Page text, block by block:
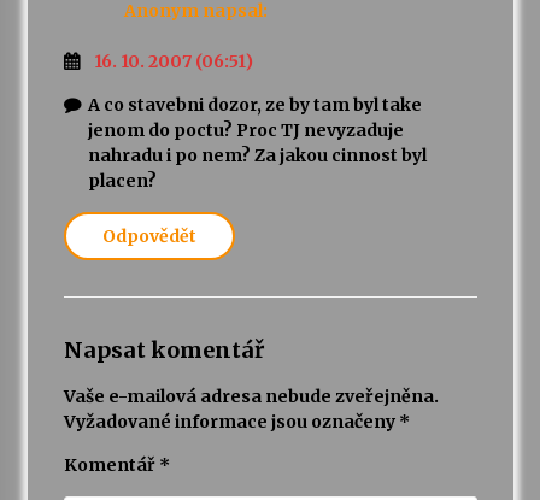
Anonym napsal:
16. 10. 2007 (06:51)
A co stavebni dozor, ze by tam byl take
jenom do poctu? Proc TJ nevyzaduje
nahradu i po nem? Za jakou cinnost byl
placen?
Odpovědět
Napsat komentář
Vaše e-mailová adresa nebude zveřejněna.
Vyžadované informace jsou označeny *
Komentář *